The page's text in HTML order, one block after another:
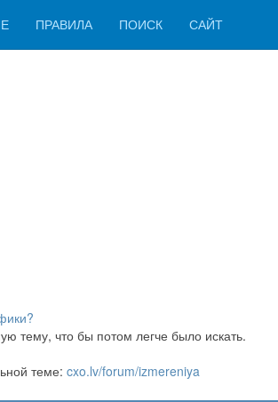
ПРАВИЛА ПОИСК САЙТ
тему, что бы потом легче было искать.
теме: cxo.lv/forum/izmereniya